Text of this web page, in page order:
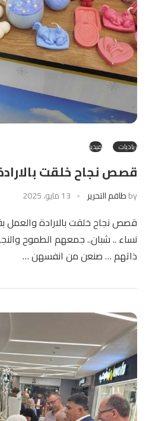
رياديات ميديا
قصص نجاح خلقت
byطاقم التحرير 13 مايو، 2025
قصص نجاح خلقت بالارادة والعمل
نساء .. شبان.. جمعهم الطموح
ذاتهم … صنعن من انفسهن …